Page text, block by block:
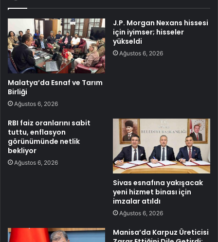
Malatya’da Esnaf ve Tarım
Birliği
Ağustos 6, 2026
J.P. Morgan Nexans hissesi
için iyimser; hisseler
yükseldi
Ağustos 6, 2026
RBI faiz oranlarını sabit
tuttu, enflasyon
görünümünde netlik
bekliyor
Ağustos 6, 2026
Sivas esnafına yakışacak
yeni hizmet binası için
imzalar atıldı
Ağustos 6, 2026
Manisa’da Karpuz Üreticisi